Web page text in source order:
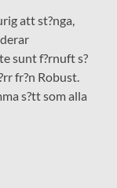
att st?nga,
sunt f?rnuft s?
fr?n Robust.
s?tt som alla